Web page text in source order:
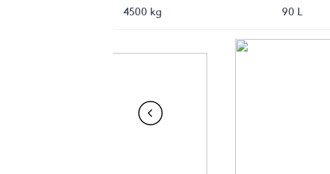
4500 kg
90 L